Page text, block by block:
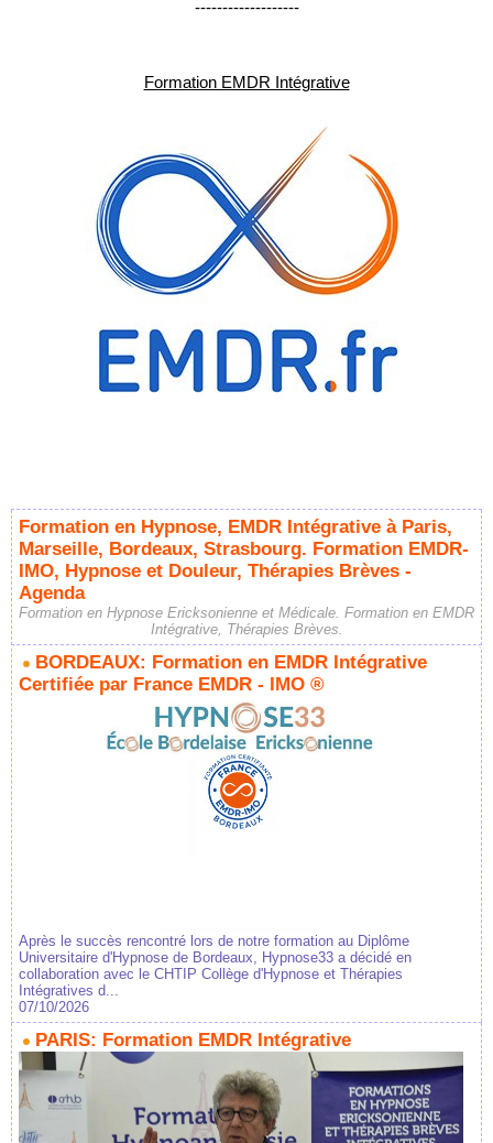
-------------------
Formation EMDR Intégrative
Formation en Hypnose, EMDR Intégrative à Paris,
Marseille, Bordeaux, Strasbourg. Formation EMDR-
IMO, Hypnose et Douleur, Thérapies Brèves -
Agenda
Formation en Hypnose Ericksonienne et Médicale. Formation en EMDR
Intégrative, Thérapies Brèves.
BORDEAUX: Formation en EMDR Intégrative
Certifiée par France EMDR - IMO ®
Après le succès rencontré lors de notre formation au Diplôme
Universitaire d'Hypnose de Bordeaux, Hypnose33 a décidé en
collaboration avec le CHTIP Collège d'Hypnose et Thérapies
Intégratives d...
07/10/2026
PARIS: Formation EMDR Intégrative